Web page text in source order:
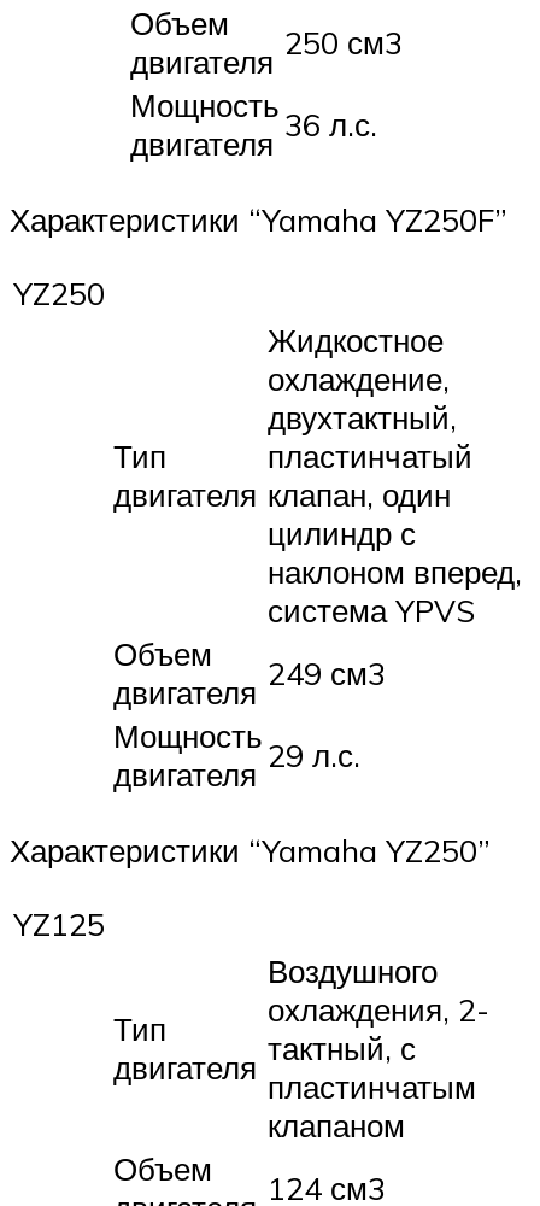
Объем
двигателя 250 см3
Мощность
двигателя 36 л.с.
Характеристики “Yamaha YZ250F”
YZ250
Тип
двигателя
Жидкостное
охлаждение,
двухтактный,
пластинчатый
клапан, один
цилиндр с
наклоном вперед,
система YPVS
Объем
двигателя 249 см3
Мощность
двигателя 29 л.с.
Характеристики “Yamaha YZ250”
YZ125
Тип
двигателя
Воздушного
охлаждения, 2-
тактный, с
пластинчатым
клапаном
Объем
124 см3